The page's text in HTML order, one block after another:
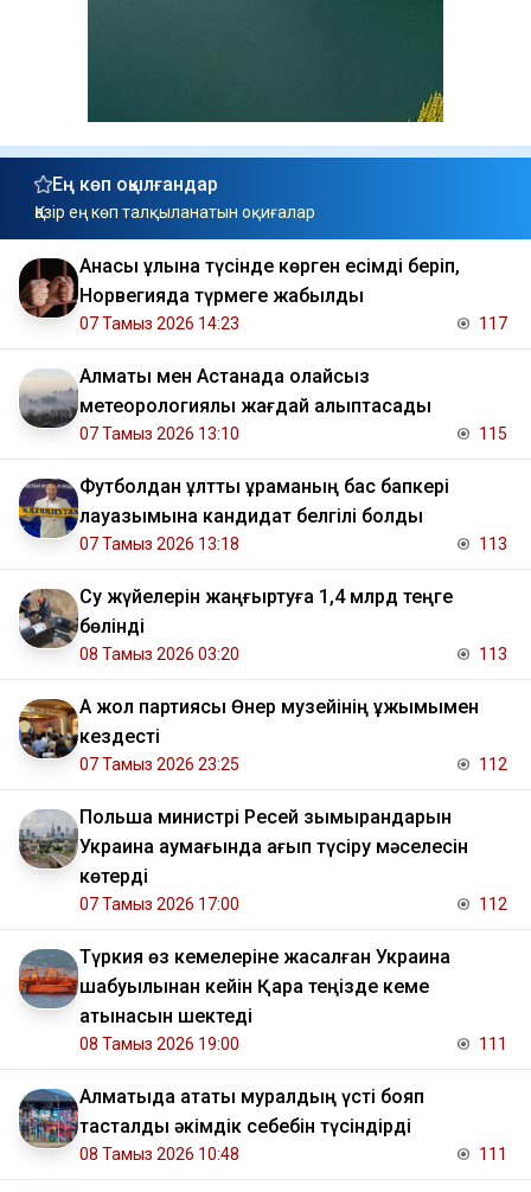
Ең көп оқылғандар
Қазір ең көп талқыланатын оқиғалар
Анасы ұлына түсінде көрген есімді беріп,
Норвегияда түрмеге жабылды
07 Тамыз 2026 14:23 117
Алматы мен Астанада қолайсыз
метеорологиялық жағдай қалыптасады
07 Тамыз 2026 13:10 115
Футболдан ұлттық құраманың бас бапкері
лауазымына кандидат белгілі болды
07 Тамыз 2026 13:18 113
Су жүйелерін жаңғыртуға 1,4 млрд теңге
бөлінді
08 Тамыз 2026 03:20 113
Ақ жол партиясы Өнер музейінің ұжымымен
кездесті
07 Тамыз 2026 23:25 112
Польша министрі Ресей зымырандарын
Украина аумағында қағып түсіру мәселесін
көтерді
07 Тамыз 2026 17:00 112
Түркия өз кемелеріне жасалған Украина
шабуылынан кейін Қара теңізде кеме
қатынасын шектеді
08 Тамыз 2026 19:00 111
Алматыда атақты муралдың үсті бояп
тасталды әкімдік себебін түсіндірді
08 Тамыз 2026 10:48 111